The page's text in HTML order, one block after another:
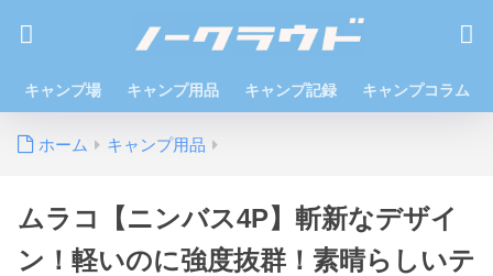
キャンプ場 キャンプ用品 キャンプ記録 キャンプコラム
ホーム キャンプ用品
ムラコ【ニンバス4P】斬新なデザイ
ン！軽いのに強度抜群！素晴らしいテ